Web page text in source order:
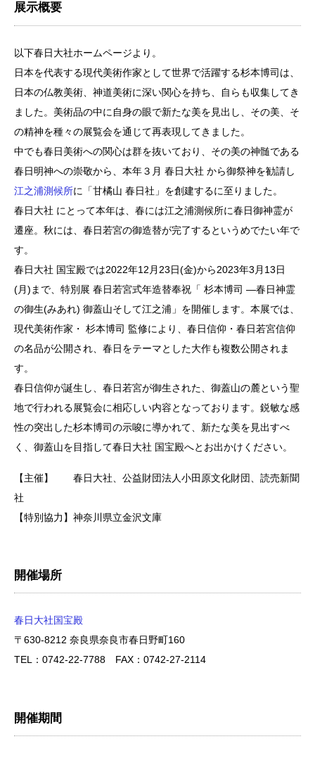
展示概要
以下春日大社ホームページより。
日本を代表する現代美術作家として世界で活躍する杉本博司は、
日本の仏教美術、神道美術に深い関心を持ち、自らも収集してき
ました。美術品の中に自身の眼で新たな美を見出し、その美、そ
の精神を種々の展覧会を通じて再表現してきました。
中でも春日美術への関心は群を抜いており、その美の神髄である
春日明神への崇敬から、本年３月 春日大社 から御祭神を勧請し
江之浦測候所に「甘橘山 春日社」を創建するに至りました。
春日大社 にとって本年は、春には江之浦測候所に春日御神霊が
遷座。秋には、春日若宮の御造替が完了するというめでたい年で
す。
春日大社 国宝殿では2022年12月23日(金)から2023年3月13日
(月)まで、特別展 春日若宮式年造替奉祝「 杉本博司 ―春日神霊
の御生(みあれ) 御蓋山そして江之浦」を開催します。本展では、
現代美術作家・ 杉本博司 監修により、春日信仰・春日若宮信仰
の名品が公開され、春日をテーマとした大作も複数公開されま
す。
春日信仰が誕生し、春日若宮が御生された、御蓋山の麓という聖
地で行われる展覧会に相応しい内容となっております。鋭敏な感
性の突出した杉本博司の示唆に導かれて、新たな美を見出すべ
く、御蓋山を目指して春日大社 国宝殿へとお出かけください。
【主催】 春日大社、公益財団法人小田原文化財団、読売新聞
社
【特別協力】神奈川県立金沢文庫
開催場所
春日大社国宝殿
〒630-8212 奈良県奈良市春日野町160
TEL：0742-22-7788 FAX：0742-27-2114
開催期間